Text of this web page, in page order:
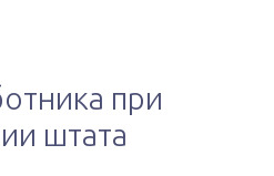
при
штата